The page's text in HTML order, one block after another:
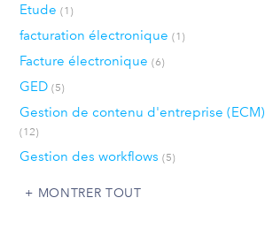
Etude (1)
facturation électronique (1)
Facture électronique (6)
GED (5)
Gestion de contenu d'entreprise (ECM)
(12)
Gestion des workflows (5)
MONTRER TOUT